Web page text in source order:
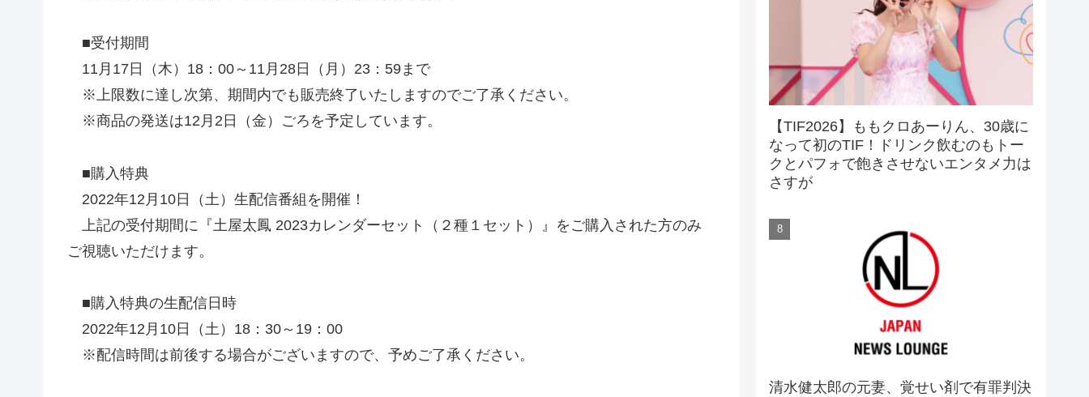
■受付期間
11月17日（木）18：00～11月28日（月）23：59まで
※上限数に達し次第、期間内でも販売終了いたしますのでご了承ください。
※商品の発送は12月2日（金）ごろを予定しています。
■購入特典
2022年12月10日（土）生配信番組を開催！
上記の受付期間に『土屋太鳳 2023カレンダーセット（２種１セット）』をご購入された方のみ
ご視聴いただけます。
■購入特典の生配信日時
2022年12月10日（土）18：30～19：00
※配信時間は前後する場合がございますので、予めご了承ください。
【TIF2026】ももクロあーりん、30歳に
なって初のTIF！ドリンク飲むのもトー
クとパフォで飽きさせないエンタメ力は
さすが
清水健太郎の元妻、覚せい剤で有罪判決